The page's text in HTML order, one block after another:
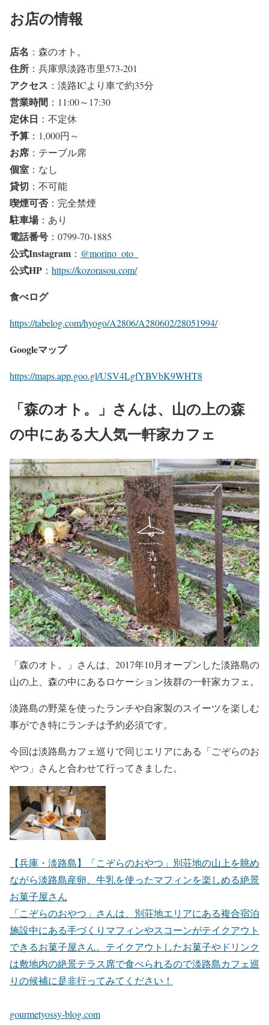
お店の情報
店名 ：森のオト。
住所 ：兵庫県淡路市里573-201
アクセス ：淡路ICより車で約35分
営業時間 ：11:00～17:30
定休日 ：不定休
予算 ：1,000円～
お席 ：テーブル席
個室 ：なし
貸切 ：不可能
喫煙可否：完全禁煙
駐車場：あり
電話番号 ：0799-70-1885
公式Instagram ： @morino_oto_
公式HP ： https://kozorasou.com/
食べログ
https://tabelog.com/hyogo/A2806/A280602/28051994/
Googleマップ
https://maps.app.goo.gl/USV4LgfYBVbK9WHT8
「森のオト。」さんは、山の上の森
の中にある大人気一軒家カフェ
「森のオト。」さんは、2017年10月オープンした淡路島の
山の上、森の中にあるロケーション抜群の一軒家カフェ。
淡路島の野菜を使ったランチや自家製のスイーツを楽しむ
事ができ特にランチは予約必須です。
今回は淡路島カフェ巡りで同じエリアにある「ごぞらのお
やつ」さんと合わせて行ってきました。
【兵庫・淡路島】「こぞらのおやつ」別荘地の山上を眺め
ながら淡路島産卵、牛乳を使ったマフィンを楽しめる絶景
お菓子屋さん
「こぞらのおやつ」さんは、別荘地エリアにある複合宿泊
施設中にある手づくりマフィンやスコーンがテイクアウト
できるお菓子屋さん。テイクアウトしたお菓子やドリンク
は敷地内の絶景テラス席で食べられるので淡路島カフェ巡
りの候補に是非行ってみてください！
gourmetyossy-blog.com